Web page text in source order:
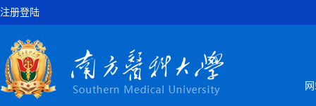
注册登陆